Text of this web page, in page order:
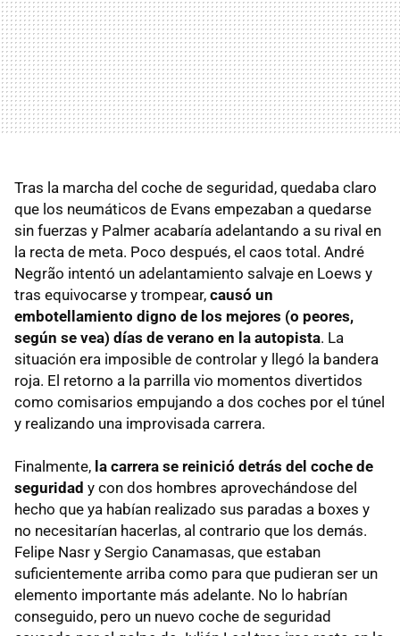
Tras la marcha del coche de seguridad, quedaba claro
que los neumáticos de Evans empezaban a quedarse
sin fuerzas y Palmer acabaría adelantando a su rival en
la recta de meta. Poco después, el caos total. André
Negrão intentó un adelantamiento salvaje en Loews y
tras equivocarse y trompear, causó un
embotellamiento digno de los mejores (o peores,
según se vea) días de verano en la autopista. La
situación era imposible de controlar y llegó la bandera
roja. El retorno a la parrilla vio momentos divertidos
como comisarios empujando a dos coches por el túnel
y realizando una improvisada carrera.
Finalmente, la carrera se reinició detrás del coche de
seguridad y con dos hombres aprovechándose del
hecho que ya habían realizado sus paradas a boxes y
no necesitarían hacerlas, al contrario que los demás.
Felipe Nasr y Sergio Canamasas, que estaban
suficientemente arriba como para que pudieran ser un
elemento importante más adelante. No lo habrían
conseguido, pero un nuevo coche de seguridad